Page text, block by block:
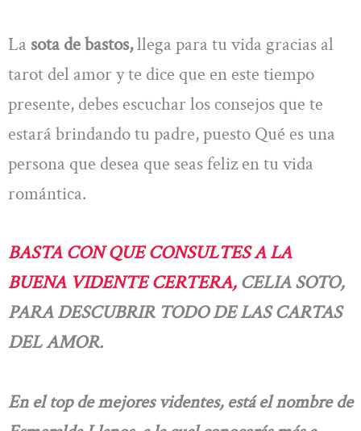
La sota de bastos,llega para tu vida gracias al
tarot del amor y te dice que en este tiempo
presente, debes escuchar los consejos que te
estará brindando tu padre, puesto Qué es una
persona que desea que seas feliz en tu vida
romántica.
BASTA CON QUE CONSULTES A LA
BUENA VIDENTE CERTERA, CELIA SOTO,
PARA DESCUBRIR TODO DE LAS CARTAS
DEL AMOR.
En el top de mejores videntes, está el nombre de